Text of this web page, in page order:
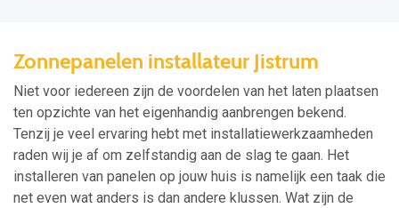
Zonnepanelen installateur Jistrum
Niet voor iedereen zijn de voordelen van het laten plaatsen
ten opzichte van het eigenhandig aanbrengen bekend.
Tenzij je veel ervaring hebt met installatiewerkzaamheden
raden wij je af om zelfstandig aan de slag te gaan. Het
installeren van panelen op jouw huis is namelijk een taak die
net even wat anders is dan andere klussen. Wat zijn de